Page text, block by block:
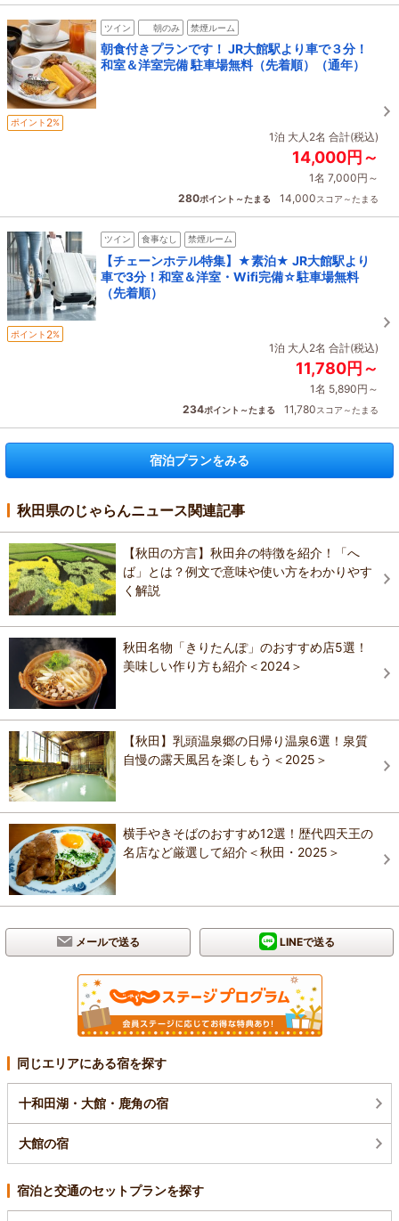
ツイン 朝のみ 禁煙ルーム
朝食付きプランです！ JR大館駅より車で３分！
和室＆洋室完備 駐車場無料（先着順）（通年）
ポイント 2%
1泊 大人2名 合計(税込)
14,000円～
1名 7,000円～
280ポイント～たまる 14,000スコア～たまる
ツイン 食事なし 禁煙ルーム
【チェーンホテル特集】★素泊★ JR大館駅より
車で3分！和室＆洋室・Wifi完備☆駐車場無料
（先着順）
ポイント 2%
1泊 大人2名 合計(税込)
11,780円～
1名 5,890円～
234ポイント～たまる 11,780スコア～たまる
宿泊プランをみる
秋田県のじゃらんニュース関連記事
【秋田の方言】秋田弁の特徴を紹介！「へ
ば」とは？例文で意味や使い方をわかりやす
く解説
秋田名物「きりたんぽ」のおすすめ店5選！
美味しい作り方も紹介＜2024＞
【秋田】乳頭温泉郷の日帰り温泉6選！泉質
自慢の露天風呂を楽しもう＜2025＞
横手やきそばのおすすめ12選！歴代四天王の
名店など厳選して紹介＜秋田・2025＞
メールで送る LINEで送る
同じエリアにある宿を探す
十和田湖・大館・鹿角の宿
大館の宿
宿泊と交通のセットプランを探す